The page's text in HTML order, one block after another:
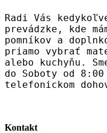
Radi Vás
prevádzke, kde
pomníkov a
priamo vybrať
alebo kuchyňu.
do Soboty od
telefonickom
Kontakt